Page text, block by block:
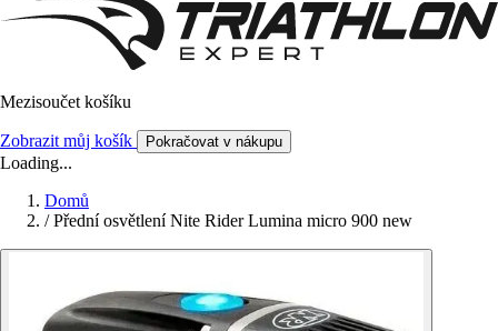
Mezisoučet košíku
Zobrazit můj košík Pokračovat v nákupu
Loading...
Domů
/ Přední osvětlení Nite Rider Lumina micro 900 new